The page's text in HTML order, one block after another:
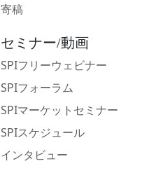
寄稿
セミナー/動画
SPIフリーウェビナー
SPIフォーラム
SPIマーケットセミナー
SPIスケジュール
インタビュー